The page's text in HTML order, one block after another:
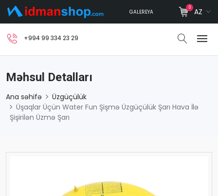
GALEREYA
0 AZ
+994 99 334 23 29
Məhsul Detalları
Ana səhifə
Üzgüçülük
Üşaqlar Üçün Water Fun Şişmə Üzgüçülük Şarı Hava İlə
Şişirilən Üzmə Şarı